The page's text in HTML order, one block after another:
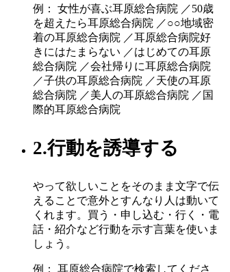
例： 女性が喜ぶ耳原総合病院 ／50歳
を超えたら耳原総合病院 ／○○地域密
着の耳原総合病院 ／耳原総合病院好
きにはたまらない ／はじめての耳原
総合病院 ／会社帰りに耳原総合病院
／子供の耳原総合病院 ／天使の耳原
総合病院 ／美人の耳原総合病院 ／国
際的耳原総合病院
2.行動を誘導する
やって欲しいことをそのまま文字で伝
えることで意外とすんなり人は動いて
くれます。買う・申し込む・行く・電
話・紹介など行動を示す言葉を使いま
しょう。
例： 耳原総合病院で検索してくださ